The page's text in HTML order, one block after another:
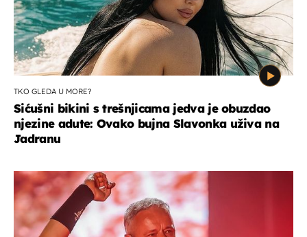
TKO GLEDA U MORE?
Sićušni bikini s trešnjicama jedva je obuzdao
njezine adute: Ovako bujna Slavonka uživa na
Jadranu